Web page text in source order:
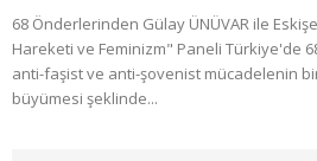
68 Önderlerinden Gülay ÜNÜVAR ile
Hareketi ve Feminizm" Paneli Türkiye'de
anti-faşist ve anti-şovenist mücadelenin
büyümesi şeklinde...